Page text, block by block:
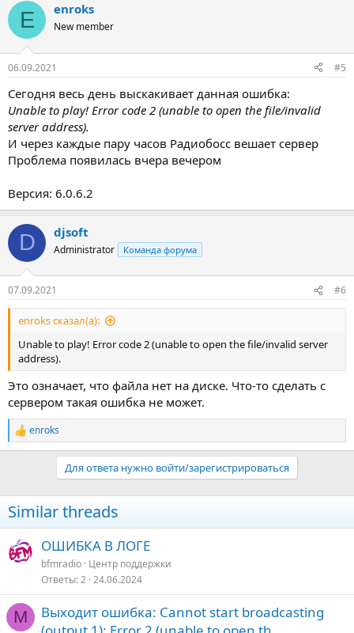
E enroks
New member
06.09.2021 #5
Сегодня весь день выскакивает данная ошибка:
Unable to play! Error code 2 (unable to open the file/invalid
server address).
И через каждые пару часов Радиобосс вешает сервер
Проблема появилась вчера вечером
Версия: 6.0.6.2
D djsoft
Administrator Команда форума
07.09.2021 #6
enroks сказал(а):
Unable to play! Error code 2 (unable to open the file/invalid server
address).
Это означает, что файла нет на диске. Что-то сделать с
сервером такая ошибка не может.
Р
е
и
и
enroks
Для ответа нужно войти/зарегистрироваться
Similar threads
ОШИБКА В ЛОГЕ
bfmradio Центр поддержки
Ответы 2 24.06.2024
M
Выходит ошибка: Cannot start broadcasting